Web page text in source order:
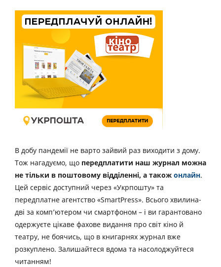
В добу пандемії не варто зайвий раз виходити з дому.
Тож нагадуємо, що передплатити наш журнал можна
не тільки в поштовому відділенні, а також онлайн.
Цей сервіс доступний через «Укрпошту» та
передплатне агентство «SmartPress». Всього хвилина-
дві за комп’ютером чи смартфоном – і ви гарантовано
одержуєте цікаве фахове видання про світ кіно й
театру, не боячись, що в книгарнях журнал вже
розкуплено. Залишайтеся вдома та насолоджуйтеся
читанням!